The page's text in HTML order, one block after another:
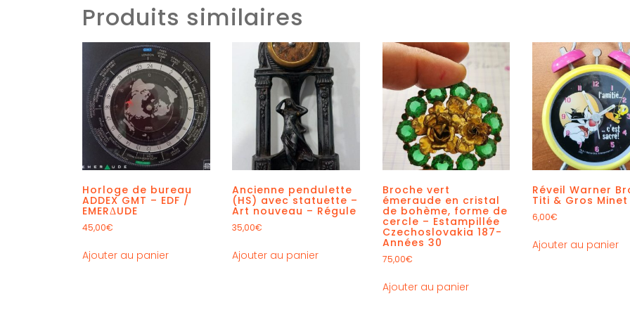
Produits similaires
Horloge de bureau
ADDEX GMT – EDF /
EMERΔUDE
45,00€
Ajouter au panier
Ancienne pendulette
(HS) avec statuette –
Art nouveau – Régule
35,00€
Ajouter au panier
Broche vert
émeraude en cristal
de bohème, forme de
cercle – Estampillée
Czechoslovakia 187-
Années 30
75,00€
Ajouter au panier
Réveil Warner
Titi & Gros Minet
6,00€
Ajouter au panier